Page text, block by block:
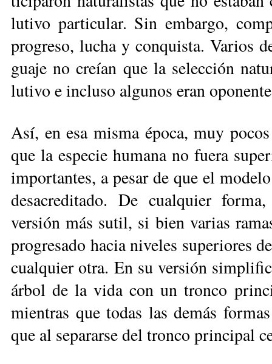
lutivo particular. Sin embargo,
progreso, lucha y conquista. Varios
guaje no creían que la selección
lutivo e incluso algunos eran
Así, en esa misma época, muy
que la especie humana no fue­ra
importantes, a pesar de que el
desacreditado. De cual­quier
versión más sutil, si bien varias
progresado hacia niveles superiores
cualquier otra. En su versión
árbol de la vida con un tronco
mientras que to­das las demás
que al separarse del tronco principal